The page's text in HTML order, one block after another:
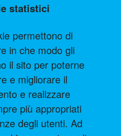
statistici
permettono di
in che modo gli
il sito per poterne
e migliorare il
e realizzare
più appropriati
degli utenti. Ad